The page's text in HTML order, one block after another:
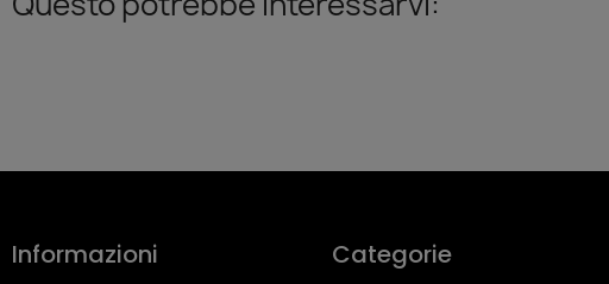
Informazioni Categorie